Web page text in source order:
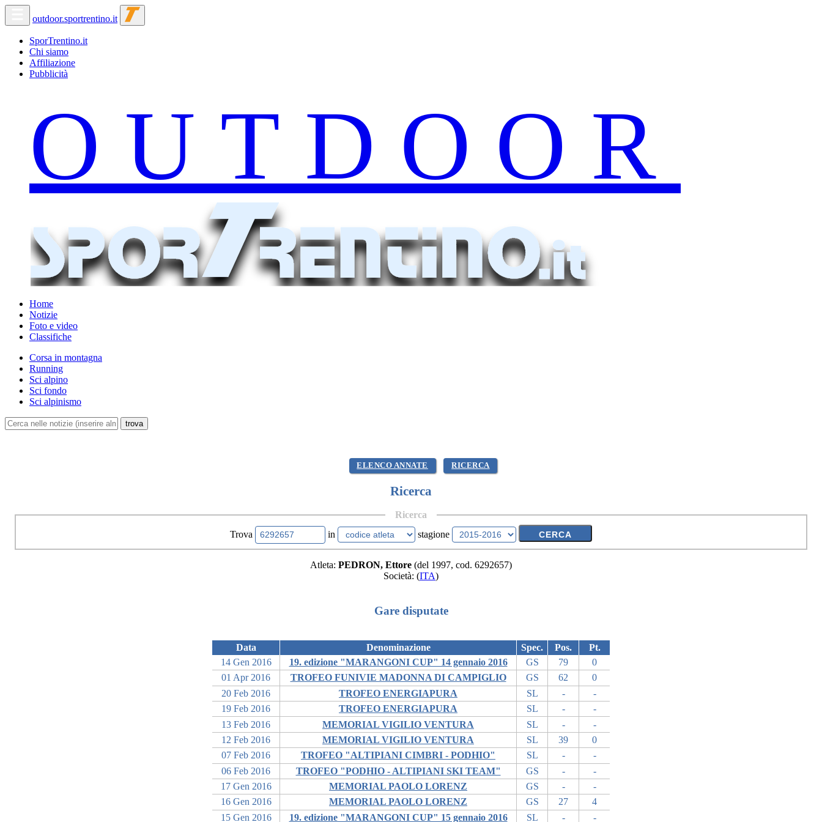
outdoor.sportrentino.it
SporTrentino.it
Chi siamo
Affiliazione
Pubblicità
Home
Notizie
Foto e video
Classifiche
Corsa in montagna
Running
Sci alpino
Sci fondo
Sci alpinismo
ELENCO ANNATE RICERCA
Ricerca
Ricerca
Trova
in stagione
Atleta: PEDRON, Ettore (del 1997, cod. 6292657)
Società: (ITA)
Gare disputate
Data Denominazione Spec. Pos.
Pt.
14 Gen 2016
19. edizione "MARANGONI CUP" 14 gennaio 2016 GS 79
0
01 Apr 2016
TROFEO FUNIVIE MADONNA DI CAMPIGLIO GS 62
0
20 Feb 2016
TROFEO ENERGIAPURA SL -
-
19 Feb 2016
TROFEO ENERGIAPURA SL -
-
13 Feb 2016
MEMORIAL VIGILIO VENTURA SL -
-
12 Feb 2016
MEMORIAL VIGILIO VENTURA SL 39
0
07 Feb 2016
TROFEO "ALTIPIANI CIMBRI - PODHIO" SL -
-
06 Feb 2016
TROFEO "PODHIO - ALTIPIANI SKI TEAM" GS -
-
17 Gen 2016
MEMORIAL PAOLO LORENZ GS -
-
16 Gen 2016
MEMORIAL PAOLO LORENZ GS 27
4
15 Gen 2016
19. edizione "MARANGONI CUP" 15 gennaio 2016 SL - -